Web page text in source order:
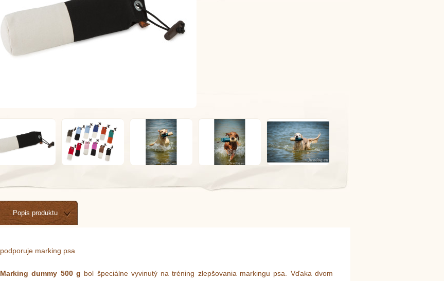
Popis produktu
podporuje marking psa
Marking dummy 500 g bol špeciálne vyvinutý na tréning zlepšovania markingu psa. Vďaka dvom